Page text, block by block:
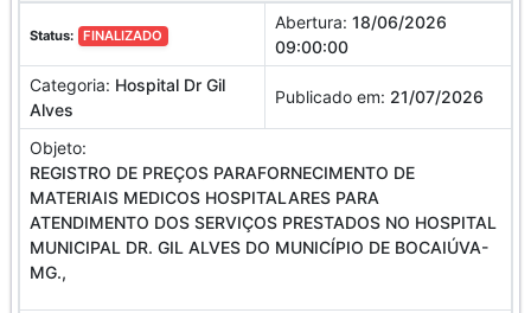
Status: FINALIZADO
Abertura: 18/06/2026
09:00:00
Categoria: Hospital Dr Gil
Alves
Publicado em: 21/07/2026
Objeto:
REGISTRO DE PREÇOS PARAFORNECIMENTO DE
MATERIAIS MEDICOS HOSPITALARES PARA
ATENDIMENTO DOS SERVIÇOS PRESTADOS NO HOSPITAL
MUNICIPAL DR. GIL ALVES DO MUNICÍPIO DE BOCAIÚVA-
MG.,